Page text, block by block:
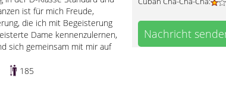
ist für mich Freude,
die ich mit Begeisterung
Dame kennenzulernen,
sich gemeinsam mit mir auf
185
Nachricht